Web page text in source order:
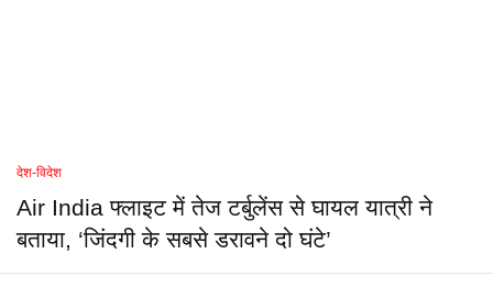
देश-विदेश
Air India फ्लाइट में तेज टर्बुलेंस से घायल यात्री ने
बताया, ‘जिंदगी के सबसे डरावने दो घंटे’